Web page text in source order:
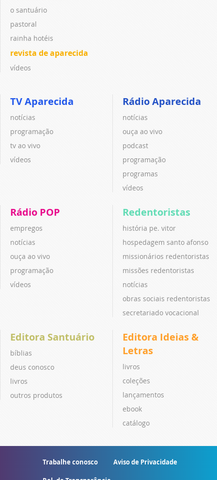
o santuário
pastoral
rainha hotéis
revista de aparecida
vídeos
TV Aparecida
notícias
programação
tv ao vivo
vídeos
Rádio Aparecida
notícias
ouça ao vivo
podcast
programação
programas
vídeos
Rádio POP
empregos
notícias
ouça ao vivo
programação
vídeos
Redentoristas
história pe. vitor
hospedagem santo afonso
missionários redentoristas
missões redentoristas
notícias
obras sociais redentoristas
secretariado vocacional
Editora Santuário
bíblias
deus conosco
livros
outros produtos
Editora Ideias &
Letras
livros
coleções
lançamentos
ebook
catálogo
Trabalhe conosco Aviso de Privacidade